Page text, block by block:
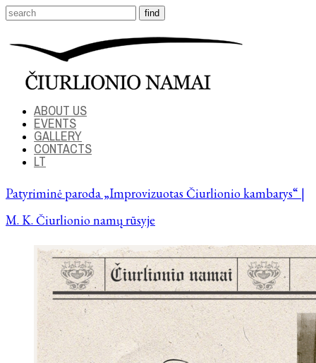
ABOUT US
EVENTS
GALLERY
CONTACTS
LT
Patyriminė paroda „Improvizuotas Čiurlionio kambarys“ |
M. K. Čiurlionio namų rūsyje